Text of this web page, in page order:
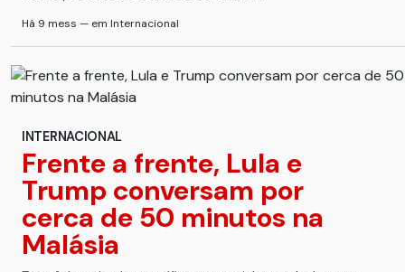
Há 9 mess — em Internacional
INTERNACIONAL
Frente a frente, Lula e
Trump conversam por
cerca de 50 minutos na
Malásia